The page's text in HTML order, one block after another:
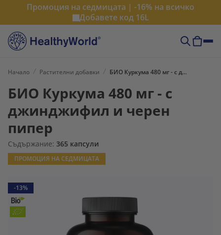
Промоция на седмицата | -16% на всичко
Добавете код 16L
Начало Растителни добавки БИО Куркума 480 мг - с джинджифил и черен пипер
БИО Куркума 480 мг - с
джинджифил и черен
пипер
Съдържание: 365 капсули
ПРОМОЦИЯ НА СЕДМИЦАТА
-13%